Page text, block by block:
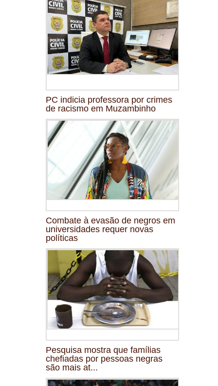
PC indicia professora por crimes
de racismo em Muzambinho
Combate à evasão de negros em
universidades requer novas
políticas
Pesquisa mostra que famílias
chefiadas por pessoas negras
são mais at...